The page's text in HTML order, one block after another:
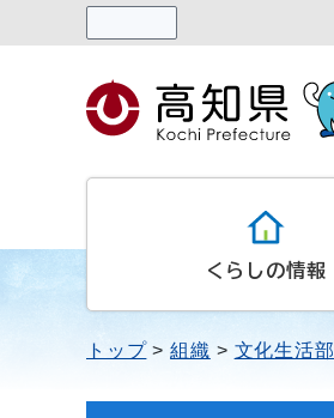
くらしの情報
トップ 組織 文化生活部